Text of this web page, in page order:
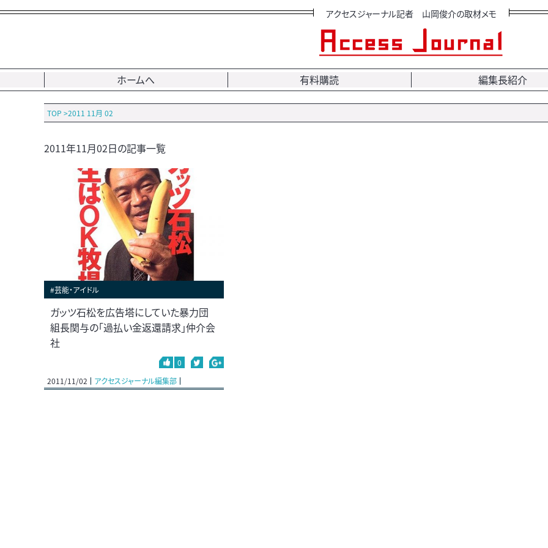
アクセスジャーナル記者 山岡俊介の取材メモ
ホームへ 有料購読 編集長紹介
TOP >2011 11月 02
2011年11月02日の記事一覧
#芸能・アイドル
ガッツ石松を広告塔にしていた暴力団
組長関与の「過払い金返還請求」仲介会
社
0
2011/11/02
アクセスジャーナル編集部